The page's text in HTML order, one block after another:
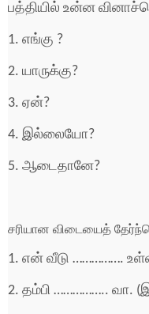
பத்தியில் உன்ன
1. எங்கு ?
2. யாருக்கு?
3. ஏன்?
4. இல்லையோ?
5. ஆடைதானே?
சரியான விடையைத்
1. என் வீடு …………….
2. தம்பி …………….. வா.